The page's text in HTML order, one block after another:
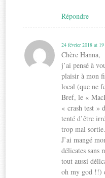
Répondre
24 février 2018 at
Chère Hanna,
j’ai pensé à
plaisir à mon
local (que ne
Bref, le «
« crash test »
tenté d’être
trop mal sortie.
J’ai mangé
délicates sans
tout aussi
oh my god !!)